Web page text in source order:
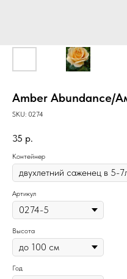
Amber Abundance/
SKU: 0274
35 р.
Контейнер
Артикул
Высота
Год